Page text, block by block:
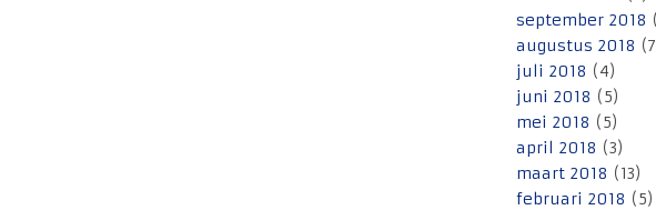
september 2018
augustus 2018
juli 2018 (4)
juni 2018 (5)
mei 2018 (5)
april 2018 (3)
maart 2018 (13)
februari 2018 (5)